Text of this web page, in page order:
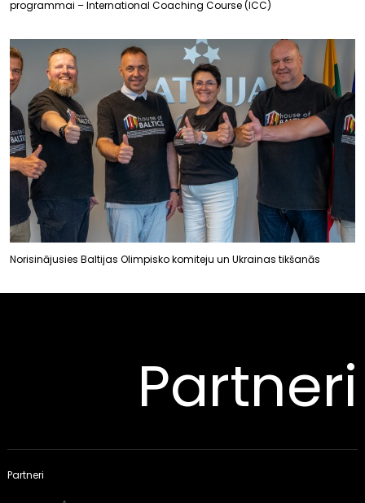
programmai – International Coaching Course (ICC)
Norisinājusies Baltijas Olimpisko komiteju un Ukrainas tikšanās
Partneri
Partneri